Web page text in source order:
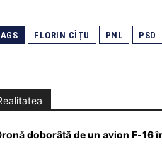
FLORIN CÎȚU PNL PSD
doborâtă de un avion F‑16